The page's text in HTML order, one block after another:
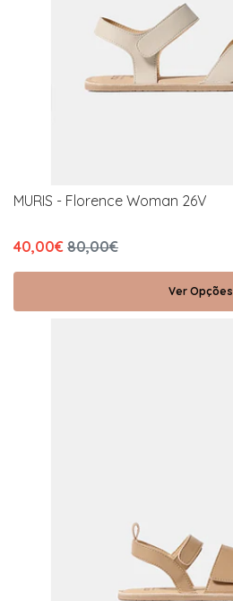
MURIS - Florence Woman 26V
40,00€ 80,00€
Ver Opções